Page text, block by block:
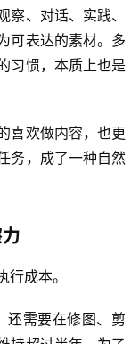
、对话、实践、
可表达的素材。多
习惯，本质上也是
喜欢做内容，也更
务，成了一种自然
成本。
还需要在修图、剪